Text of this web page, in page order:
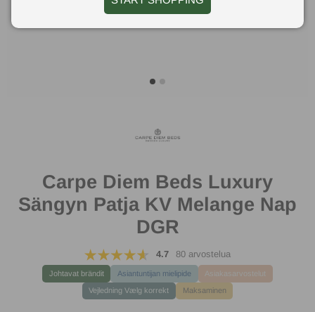
Carpe Diem Beds Luxury
Sängyn Patja KV Melange Nap
DGR
4.7 80 arvostelua
Johtavat brändit Asiantuntijan mielipide Asiakasarvostelut
Vejledning Vælg korrekt Maksaminen